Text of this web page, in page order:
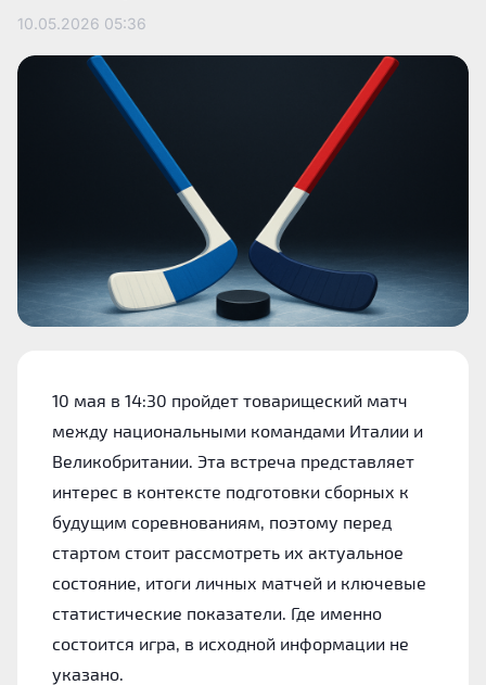
10.05.2026 05:36
10 мая в 14:30 пройдет товарищеский матч
между национальными командами Италии и
Великобритании. Эта встреча представляет
интерес в контексте подготовки сборных к
будущим соревнованиям, поэтому перед
стартом стоит рассмотреть их актуальное
состояние, итоги личных матчей и ключевые
статистические показатели. Где именно
состоится игра, в исходной информации не
указано.